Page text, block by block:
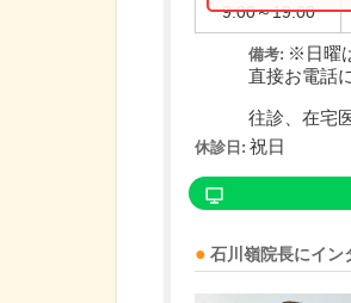
9:00～19:00
備考: ※日曜
直接お電話
往診、在宅
休診日: 祝日
石川嶺院長にイン